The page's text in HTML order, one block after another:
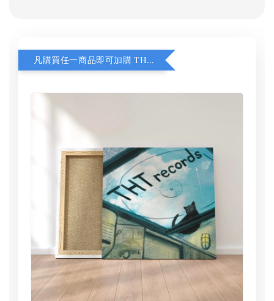
凡購買任一商品即可加購 THT 九週年 同一片天空 無框畫 30 x 30 cm 附掛勾 (黑膠封面大小）